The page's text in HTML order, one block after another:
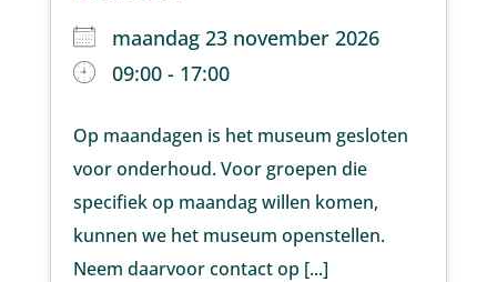
maandag 23 november 2026
09:00 - 17:00
Op maandagen is het museum gesloten
voor onderhoud. Voor groepen die
specifiek op maandag willen komen,
kunnen we het museum openstellen.
Neem daarvoor contact op [...]